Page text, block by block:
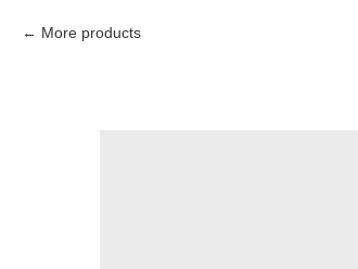
More products